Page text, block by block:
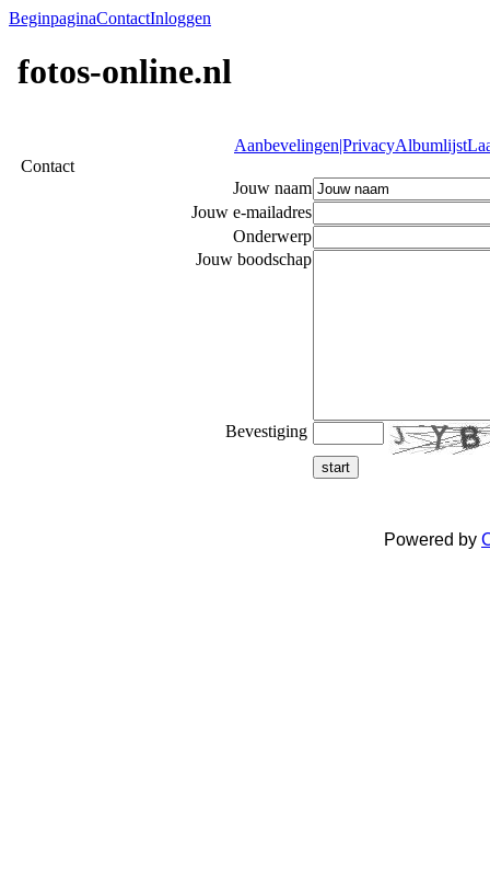
BeginpaginaContactInloggen
fotos-online.nl
Aanbevelingen|PrivacyAlbumlijst
Contact
Jouw naam
Jouw e-mailadres
Onderwerp
Jouw boodschap
Bevestiging
start
Powered by